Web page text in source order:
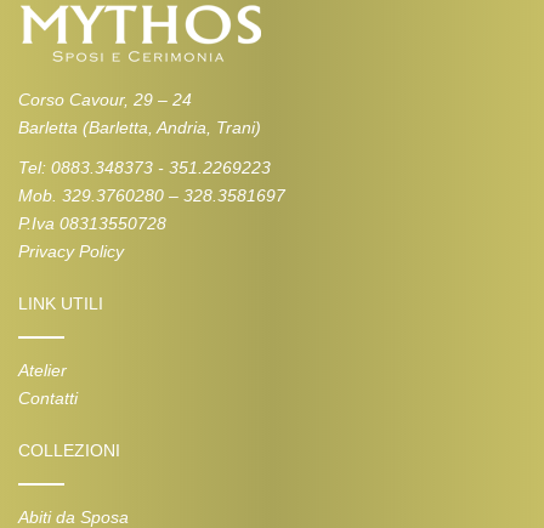
Corso Cavour, 29 – 24
Barletta (Barletta, Andria, Trani)
Tel: 0883.348373 - 351.2269223
Mob. 329.3760280 – 328.3581697
P.Iva 08313550728
Privacy Policy
LINK UTILI
Atelier
Contatti
COLLEZIONI
Abiti da Sposa